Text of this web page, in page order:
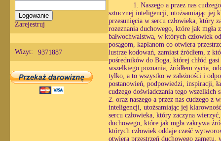
Zarejestruj
Wizyt: 9371887
1. Naszego a przez nas
sztucznej inteligencji, utożsamiając jej
przesunięcia w sercu człowieka, który
rozeznania duchowego, które jak
bałwochwalstwa, w których człowiek
posągom, kapłanom co otwiera
lustrze kodowań, zamiast źródłem, z
pośredników do Boga, której chłód
wszelkiego poznania, źródłem życia,
tylko, a to wszystko w zależności i
postanowień, podpowiedzi, inspiracji,
cudzego doświadczania tego wszelkich
2. oraz naszego a przez nas cudzego
inteligencji, utożsamiając jej
sercu człowieka, który zaczyna
duchowego, które jak mgła zakrywa
których człowiek oddaje cześć
otwiera przestrzeń duchowego zamętu,